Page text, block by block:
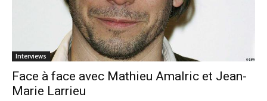
Interviews
Face à face avec Mathieu Amalric et Jean-
Marie Larrieu